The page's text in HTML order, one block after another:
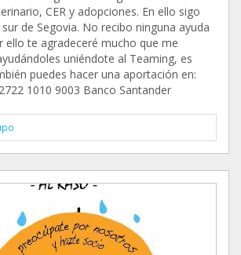
CER y adopciones. En ello sigo
de Segovia. No recibo ninguna ayuda
ello te agradeceré mucho que me
uniéndote al Teaming, es
puedes hacer una aportación en:
1010 9003 Banco Santander